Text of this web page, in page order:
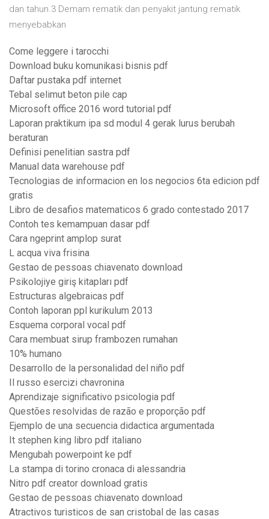
dan tahun.3 Demam rematik dan penyakit jantung rematik
menyebabkan
Come leggere i tarocchi
Download buku komunikasi bisnis pdf
Daftar pustaka pdf internet
Tebal selimut beton pile cap
Microsoft office 2016 word tutorial pdf
Laporan praktikum ipa sd modul 4 gerak lurus berubah
beraturan
Definisi penelitian sastra pdf
Manual data warehouse pdf
Tecnologias de informacion en los negocios 6ta edicion pdf
gratis
Libro de desafios matematicos 6 grado contestado 2017
Contoh tes kemampuan dasar pdf
Cara ngeprint amplop surat
L acqua viva frisina
Gestao de pessoas chiavenato download
Psikolojiye giriş kitapları pdf
Estructuras algebraicas pdf
Contoh laporan ppl kurikulum 2013
Esquema corporal vocal pdf
Cara membuat sirup frambozen rumahan
10% humano
Desarrollo de la personalidad del niño pdf
Il russo esercizi chavronina
Aprendizaje significativo psicologia pdf
Questões resolvidas de razão e proporção pdf
Ejemplo de una secuencia didactica argumentada
It stephen king libro pdf italiano
Mengubah powerpoint ke pdf
La stampa di torino cronaca di alessandria
Nitro pdf creator download gratis
Gestao de pessoas chiavenato download
Atractivos turisticos de san cristobal de las casas